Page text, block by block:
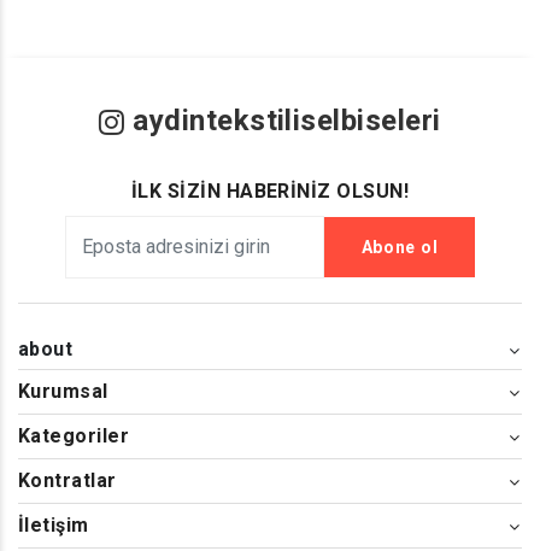
aydintekstiliselbiseleri
İLK SİZİN HABERİNİZ OLSUN!
Abone ol
about
Kurumsal
Kategoriler
Kontratlar
İletişim